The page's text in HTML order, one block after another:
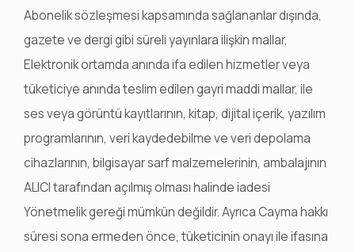
Abonelik sözleşmesi kapsamında sağlananlar dışında,
gazete ve dergi gibi süreli yayınlara ilişkin mallar,
Elektronik ortamda anında ifa edilen hizmetler veya
tüketiciye anında teslim edilen gayri maddi mallar, ile
ses veya görüntü kayıtlarının, kitap, dijital içerik, yazılım
programlarının, veri kaydedebilme ve veri depolama
cihazlarının, bilgisayar sarf malzemelerinin, ambalajının
ALICI tarafından açılmış olması halinde iadesi
Yönetmelik gereği mümkün değildir. Ayrıca Cayma hakkı
süresi sona ermeden önce, tüketicinin onayı ile ifasına